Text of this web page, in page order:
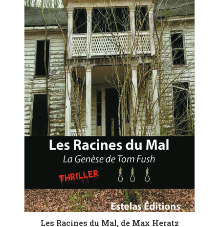
Les Racines du Mal, de Max Heratz